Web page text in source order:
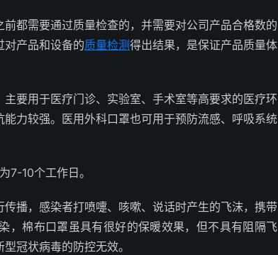
都需要通过质量检查的，并需要对公司产品合格数的
对产品和设备的质量检测得出结果，是保证产品质量体
要用于医疗门诊、实验室、手术室等高要求的医疗环
力较强。医用外科口罩也可用于预防流感、呼吸系统
7-10个工作日。
播，感染者打喷嚏、咳嗽、说话时产生的飞沫，携带
，棉布口罩虽具有很好的保暖效果，但不具有阻隔飞
冠状病毒的防控无效。